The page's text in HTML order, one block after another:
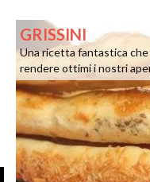
GRISSINI
Una ricetta fantastica
rendere ottimi i nostri